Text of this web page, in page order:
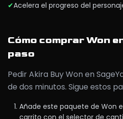
✔Acelera el progreso del
Cómo comprar Won
paso
Pedir Akira Buy Won en
de dos minutos. Sigue estos
Añade este paquete de Won
carrito con el selector de